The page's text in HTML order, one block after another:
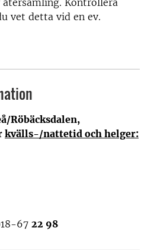
Kontrollera
vet detta vid en ev.
Röbäcksdalen,
kvälls-/nattetid och helger:
67 22 98